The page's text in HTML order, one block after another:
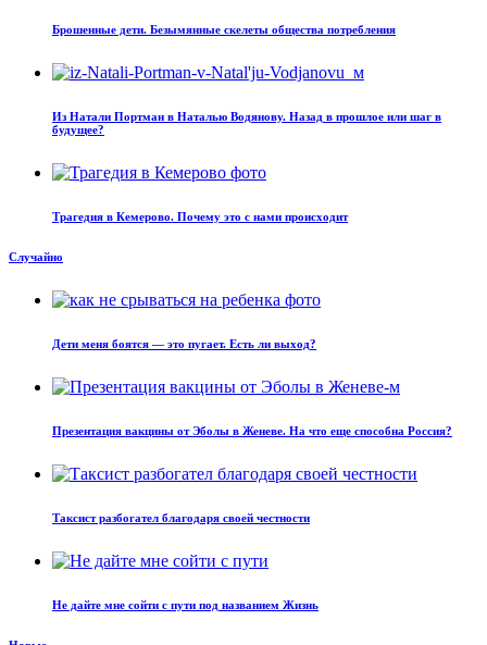
Брошенные дети. Безымянные скелеты общества потребления
Из Натали Портман в Наталью Водянову. Назад в прошлое или шаг в
будущее?
Трагедия в Кемерово. Почему это с нами происходит
Случайно
Дети меня боятся — это пугает. Есть ли выход?
Презентация вакцины от Эболы в Женеве. На что еще способна Россия?
Таксист разбогател благодаря своей честности
Не дайте мне сойти с пути под названием Жизнь